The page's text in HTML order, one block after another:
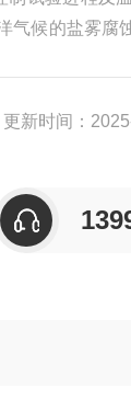
气候的盐雾
更新时间：